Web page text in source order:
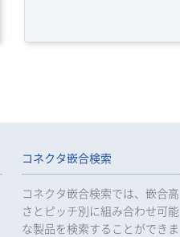
コネクタ嵌合検索
コネクタ嵌合検索では、嵌合高
さとピッチ別に組み合わせ可能
な製品を検索することができま